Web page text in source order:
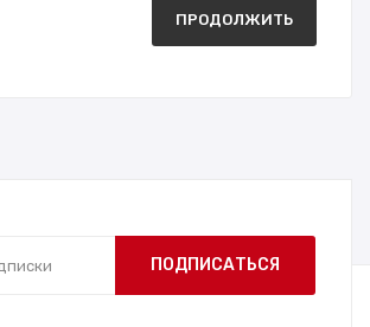
ПРОДОЛЖИТЬ
ПОДПИСАТЬСЯ